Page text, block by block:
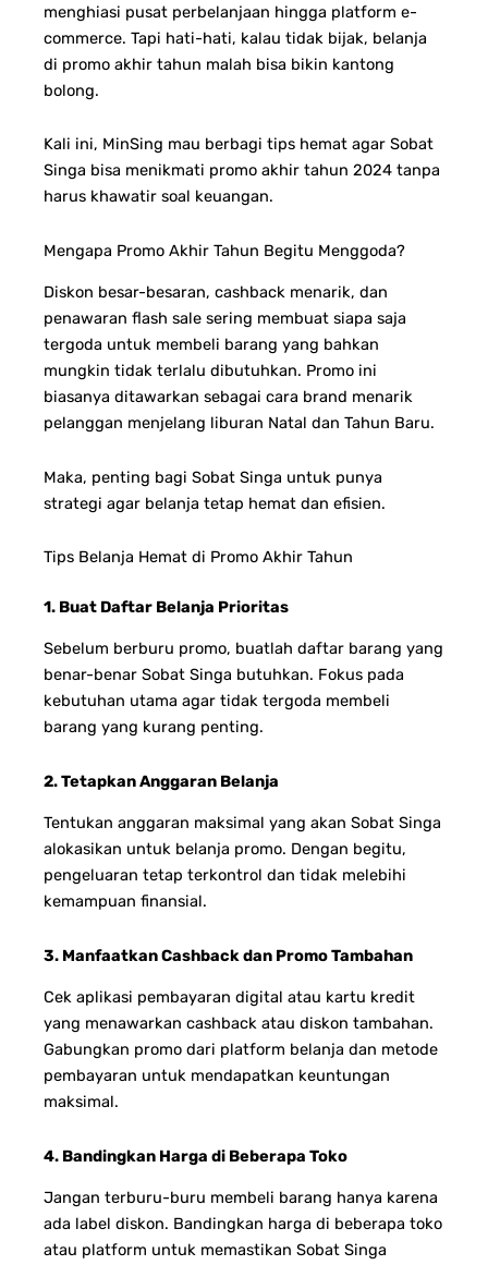
menghiasi pusat perbelanjaan hingga platform e-
commerce. Tapi hati-hati, kalau tidak bijak, belanja
di promo akhir tahun malah bisa bikin kantong
bolong.
Kali ini, MinSing mau berbagi tips hemat agar Sobat
Singa bisa menikmati promo akhir tahun 2024 tanpa
harus khawatir soal keuangan.
Mengapa Promo Akhir Tahun Begitu Menggoda?
Diskon besar-besaran, cashback menarik, dan
penawaran flash sale sering membuat siapa saja
tergoda untuk membeli barang yang bahkan
mungkin tidak terlalu dibutuhkan. Promo ini
biasanya ditawarkan sebagai cara brand menarik
pelanggan menjelang liburan Natal dan Tahun Baru.
Maka, penting bagi Sobat Singa untuk punya
strategi agar belanja tetap hemat dan efisien.
Tips Belanja Hemat di Promo Akhir Tahun
1. Buat Daftar Belanja Prioritas
Sebelum berburu promo, buatlah daftar barang yang
benar-benar Sobat Singa butuhkan. Fokus pada
kebutuhan utama agar tidak tergoda membeli
barang yang kurang penting.
2. Tetapkan Anggaran Belanja
Tentukan anggaran maksimal yang akan Sobat Singa
alokasikan untuk belanja promo. Dengan begitu,
pengeluaran tetap terkontrol dan tidak melebihi
kemampuan finansial.
3. Manfaatkan Cashback dan Promo Tambahan
Cek aplikasi pembayaran digital atau kartu kredit
yang menawarkan cashback atau diskon tambahan.
Gabungkan promo dari platform belanja dan metode
pembayaran untuk mendapatkan keuntungan
maksimal.
4. Bandingkan Harga di Beberapa Toko
Jangan terburu-buru membeli barang hanya karena
ada label diskon. Bandingkan harga di beberapa toko
atau platform untuk memastikan Sobat Singa